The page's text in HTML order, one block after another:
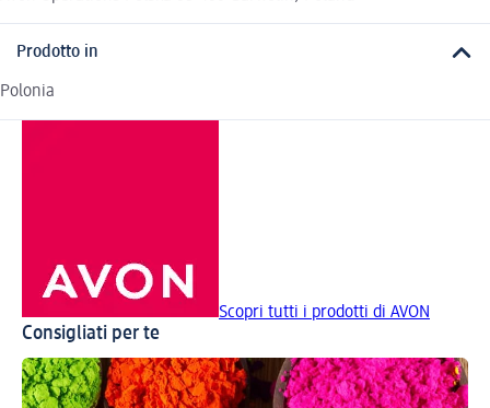
Prodotto in
Polonia
Scopri tutti i prodotti di AVON
Consigliati per te